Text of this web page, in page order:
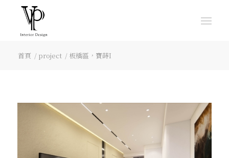
首頁 / project / 板橋區，寶蒔I